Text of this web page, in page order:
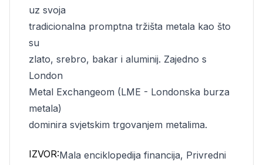
uz svoja
tradicionalna promptna tržišta metala kao što
su
zlato, srebro, bakar i aluminij. Zajedno s
London
Metal Exchangeom (LME - Londonska burza
metala)
dominira svjetskim trgovanjem metalima.
IZVOR:Mala enciklopedija financija, Privredni